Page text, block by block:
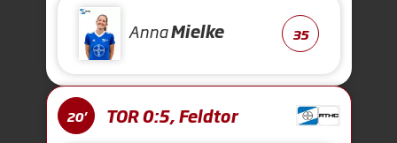
AnnaMielke 35
20' TOR 0:5, Feldtor